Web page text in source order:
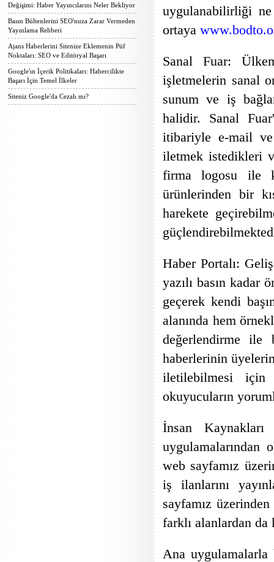
Değişimi: Haber Yayıncılarını Neler Bekliyor
Basın Bültenlerini SEO'nuza Zarar Vermeden
Yayınlama Rehberi
Ajans Haberlerini Sitenize Eklemenin Püf
Noktaları: SEO ve Editöryal Başarı
Google'ın İçerik Politikaları: Habercilikte
Başarı İçin Temel İlkeler
Siteniz Google'da Cezalı mı?
uygulanabilirliği ne
ortaya
Sanal Fuar:
işletmelerin sanal
sunum ve iş
halidir. Sanal
itibariyle e-mail ve
iletmek istedikleri
firma logosu ile
ürünlerinden bir
harekete
Haber Portalı:
yazılı basın kadar
geçerek kendi
alanında hem
değerlendirme ile
haberlerinin
iletilebilmesi
okuyucuların
İnsan
uygulamalarından
web sayfamız
iş ilanlarını
sayfamız
farklı alanlardan da
Ana uygulamalarla